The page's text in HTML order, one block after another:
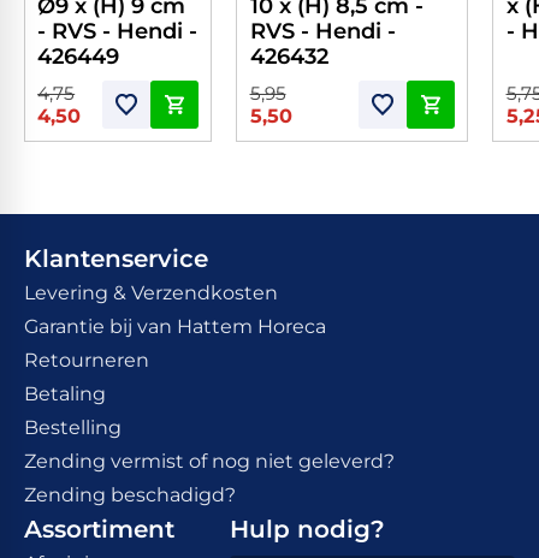
Ø9 x (H) 9 cm
- RVS - Hendi -
426449
4,75
4,50
10 x (H) 8,5 cm -
RVS - Hendi -
426432
5,95
5,50
x
-
Klantenservice
Levering & Verzendkosten
Garantie bij van Hattem Horeca
Retourneren
Betaling
Bestelling
Zending vermist of nog niet geleverd?
Zending beschadigd?
Assortiment Hulp nodig?